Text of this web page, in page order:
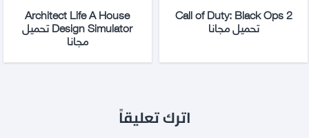
Call of Duty: Black Ops 2
تحميل مجانا
Architect Life A House
Design Simulator تحميل
مجانا
اترك تعليقاً